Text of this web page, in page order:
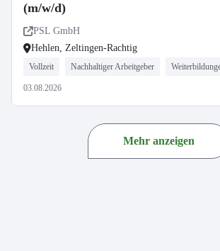
(m/w/d)
PSL GmbH
Hehlen, Zeltingen-Rachtig
Vollzeit Nachhaltiger Arbeitgeber
03.08.2026
Mehr anzeigen